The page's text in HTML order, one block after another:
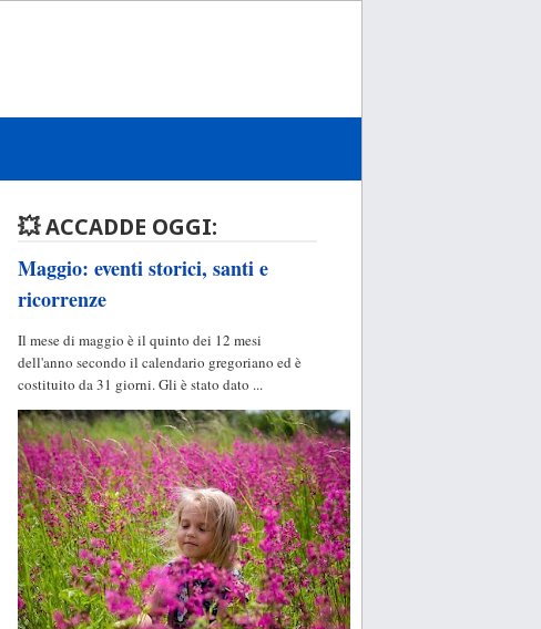
💥 ACCADDE OGGI:
Maggio: eventi storici, santi e
ricorrenze
Il mese di maggio è il quinto dei 12 mesi
dell'anno secondo il calendario gregoriano ed è
costituito da 31 giorni. Gli è stato dato ...